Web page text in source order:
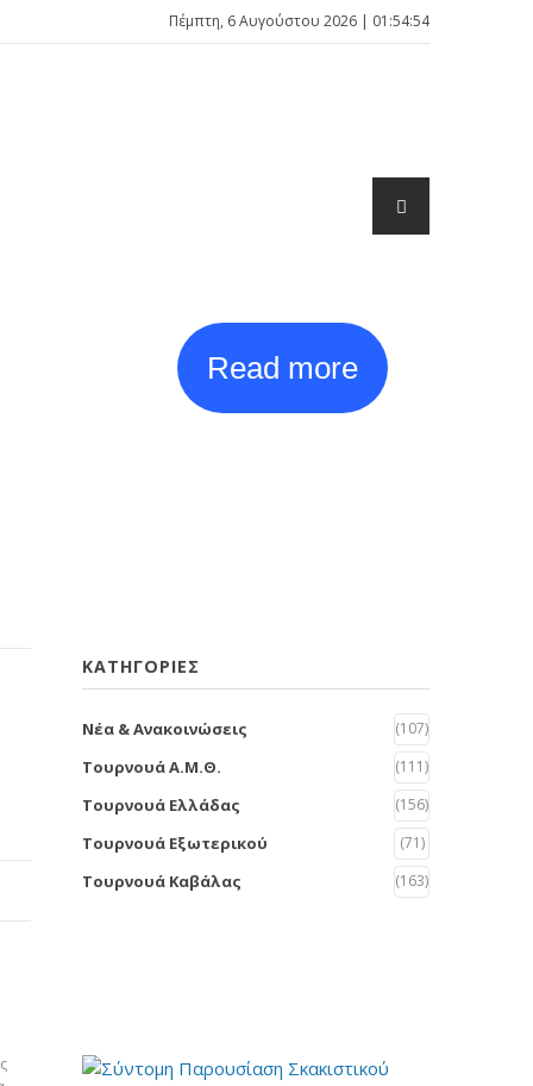
Πέμπτη, 6 Αυγούστου 2026 | 01:54:54
Read more
KΑΤΗΓΟΡΊΕΣ
Νέα & Ανακοινώσεις (107)
Τουρνουά Α.Μ.Θ. (111)
Τουρνουά Ελλάδας (156)
Τουρνουά Εξωτερικού (71)
Τουρνουά Καβάλας (163)